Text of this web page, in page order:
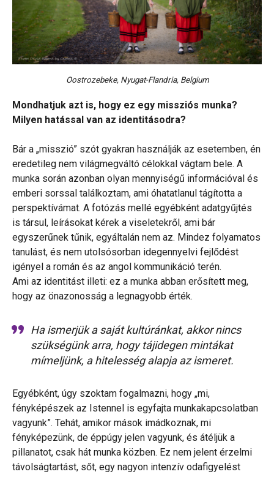
Oostrozebeke, Nyugat-Flandria, Belgium
Mondhatjuk azt is, hogy ez egy missziós munka?
Milyen hatással van az identitásodra?
Bár a „misszió” szót gyakran használják az esetemben, én
eredetileg nem világmegváltó célokkal vágtam bele. A
munka során azonban olyan mennyiségű információval és
emberi sorssal találkoztam, ami óhatatlanul tágította a
perspektívámat. A fotózás mellé egyébként adatgyűjtés
is társul, leírásokat kérek a viseletekről, ami bár
egyszerűnek tűnik, egyáltalán nem az. Mindez folyamatos
tanulást, és nem utolsósorban idegennyelvi fejlődést
igényel a román és az angol kommunikáció terén.
Ami az identitást illeti: ez a munka abban erősített meg,
hogy az önazonosság a legnagyobb érték.
Ha ismerjük a saját kultúránkat, akkor nincs
szükségünk arra, hogy tájidegen mintákat
mímeljünk, a hitelesség alapja az ismeret.
Egyébként, úgy szoktam fogalmazni, hogy „mi,
fényképészek az Istennel is egyfajta munkakapcsolatban
vagyunk”. Tehát, amikor mások imádkoznak, mi
fényképezünk, de éppúgy jelen vagyunk, és átéljük a
pillanatot, csak hát munka közben. Ez nem jelent érzelmi
távolságtartást, sőt, egy nagyon intenzív odafigyelést